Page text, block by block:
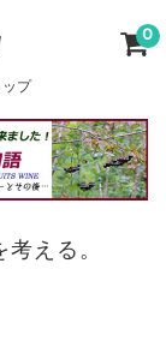
プ
0
える。